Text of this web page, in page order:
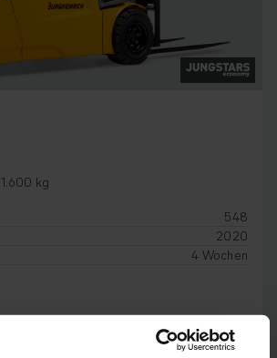
1.600 kg
548
2020
4 Wochen